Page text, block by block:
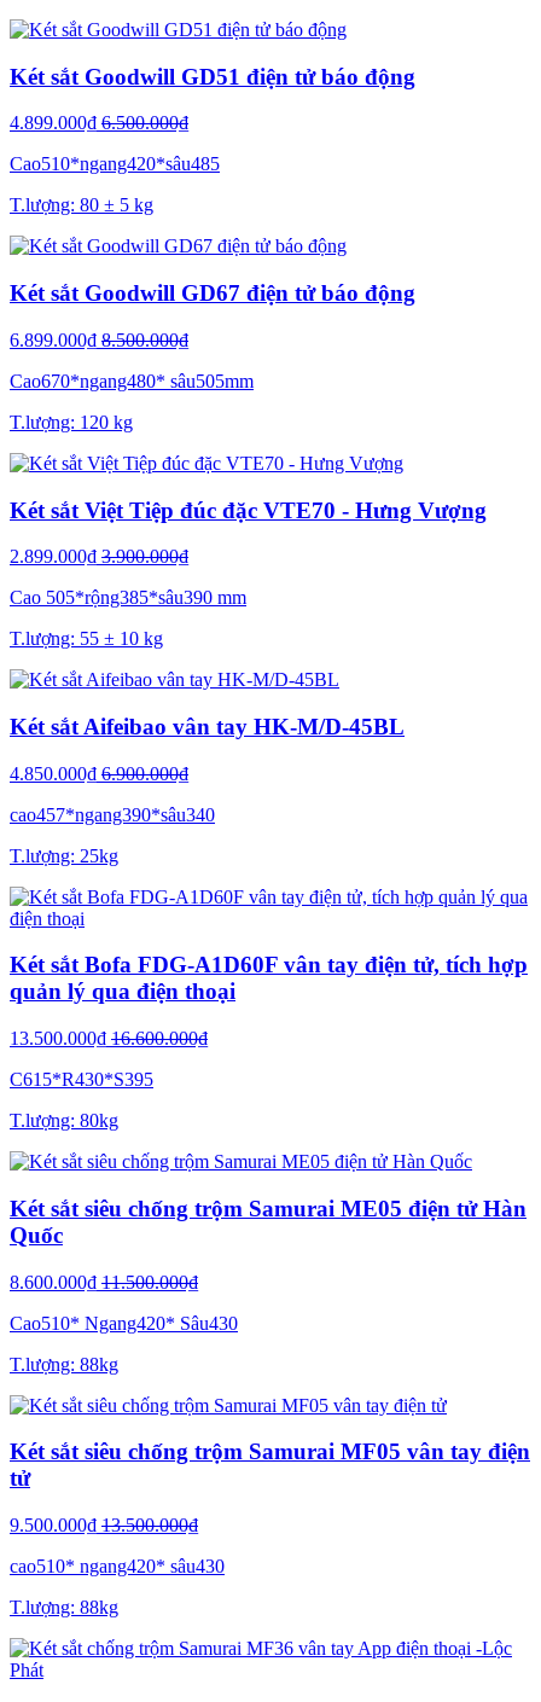
Két sắt Goodwill GD51 điện tử báo động
4.899.000₫ 6.500.000₫
Cao510*ngang420*sâu485
T.lượng: 80 ± 5 kg
Két sắt Goodwill GD67 điện tử báo động
6.899.000₫ 8.500.000₫
Cao670*ngang480* sâu505mm
T.lượng: 120 kg
Két sắt Việt Tiệp đúc đặc VTE70 - Hưng Vượng
2.899.000₫ 3.900.000₫
Cao 505*rộng385*sâu390 mm
T.lượng: 55 ± 10 kg
Két sắt Aifeibao vân tay HK-M/D-45BL
4.850.000₫ 6.900.000₫
cao457*ngang390*sâu340
T.lượng: 25kg
Két sắt Bofa FDG-A1D60F vân tay điện tử, tích hợp
quản lý qua điện thoại
13.500.000₫ 16.600.000₫
C615*R430*S395
T.lượng: 80kg
Két sắt siêu chống trộm Samurai ME05 điện tử Hàn
Quốc
8.600.000₫ 11.500.000₫
Cao510* Ngang420* Sâu430
T.lượng: 88kg
Két sắt siêu chống trộm Samurai MF05 vân tay điện
tử
9.500.000₫ 13.500.000₫
cao510* ngang420* sâu430
T.lượng: 88kg